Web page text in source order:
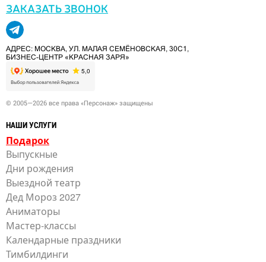
ЗАКАЗАТЬ ЗВОНОК
АДРЕС: МОСКВА, УЛ. МАЛАЯ СЕМЁНОВСКАЯ, 30С1,
БИЗНЕС-ЦЕНТР «КРАСНАЯ ЗАРЯ»
© 2005—2026 все права «Персонаж» защищены
НАШИ УСЛУГИ
Подарок
Выпускные
Дни рождения
Выездной театр
Дед Мороз 2027
Аниматоры
Мастер-классы
Календарные праздники
Тимбилдинги